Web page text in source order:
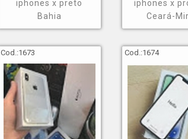
iphones x preto
Bahia
iphones x
Ceará-
Cod.:1673 Cod.:1674